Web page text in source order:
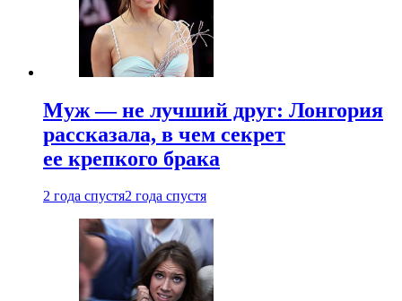
Муж — не лучший друг: Лонгория
рассказала, в чем секрет
ее крепкого брака
2 года спустя2 года спустя